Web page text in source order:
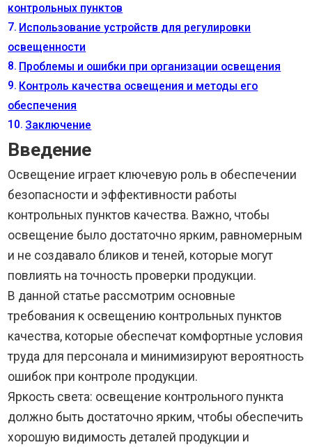
контрольных пунктов
Использование устройств для регулировки
освещенности
Проблемы и ошибки при организации освещения
Контроль качества освещения и методы его
обеспечения
Заключение
Введение
Освещение играет ключевую роль в обеспечении
безопасности и эффективности работы
контрольных пунктов качества. Важно, чтобы
освещение было достаточно ярким, равномерным
и не создавало бликов и теней, которые могут
повлиять на точность проверки продукции.
В данной статье рассмотрим основные
требования к освещению контрольных пунктов
качества, которые обеспечат комфортные условия
труда для персонала и минимизируют вероятность
ошибок при контроле продукции.
Яркость света: освещение контрольного пункта
должно быть достаточно ярким, чтобы обеспечить
хорошую видимость деталей продукции и